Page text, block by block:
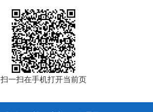
扫一扫在手机打开当前页